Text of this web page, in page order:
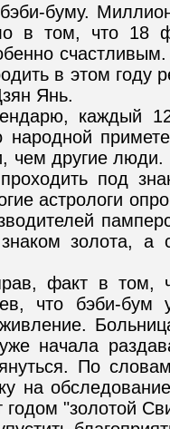
буму.
в том, что 18
в этом году
Янь.
каждый
чем другие люди.
под
астрологи
золота, а
факт в том,
что бэби-
начала
По
на
годом "золотой